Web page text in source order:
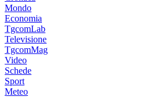
Mondo
Economia
TgcomLab
Televisione
TgcomMag
Video
Schede
Sport
Meteo